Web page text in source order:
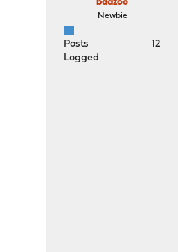
badzoo
Newbie
Posts
12
Logged